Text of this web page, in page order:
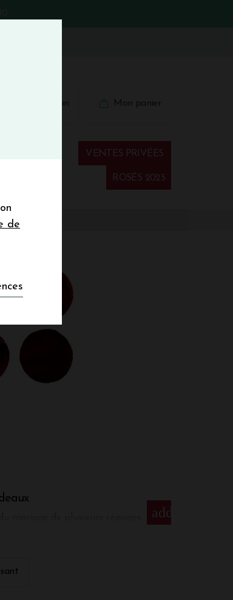
de
ROSÉS 2025
VENTES PRIVÉES
différents cépages en
add